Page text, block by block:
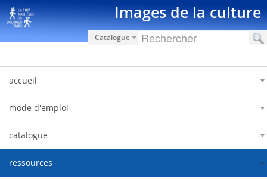
Saut au contenu Images de la culture
Catalogue
accueil
mode d'emploi
catalogue
ressources